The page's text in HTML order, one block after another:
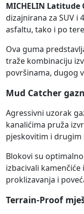
MICHELIN Latitude
dizajnirana za SUV i
asfaltu, tako i po
Ova guma
traže kombinaciju
površinama, dugog
Mud Catcher
Agressivni uzorak
kanalićima pruža
pjeskovitim i
Blokovi su
izbacivali
proklizavanja i
Terrain-Proof